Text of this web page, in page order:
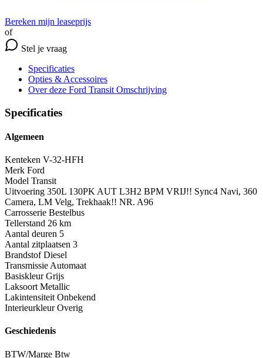
Bereken mijn leaseprijs
of
Stel je vraag
Specificaties
Opties & Accessoires
Over deze Ford Transit Omschrijving
Specificaties
Algemeen
Kenteken V-32-HFH
Merk Ford
Model Transit
Uitvoering 350L 130PK AUT L3H2 BPM VRIJ!! Sync4 Navi, 360
Camera, LM Velg, Trekhaak!! NR. A96
Carrosserie Bestelbus
Tellerstand 26 km
Aantal deuren 5
Aantal zitplaatsen 3
Brandstof Diesel
Transmissie Automaat
Basiskleur Grijs
Laksoort Metallic
Lakintensiteit Onbekend
Interieurkleur Overig
Geschiedenis
BTW/Marge Btw